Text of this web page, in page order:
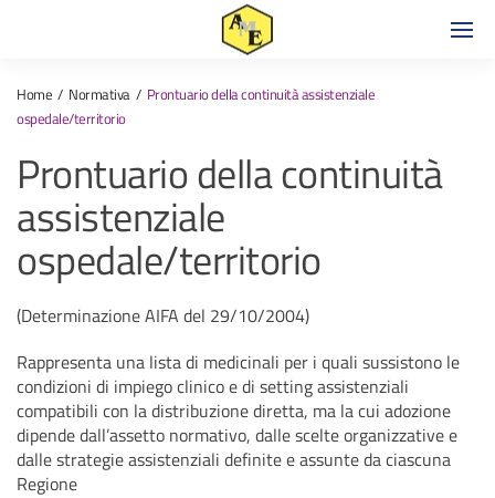
Home Normativa
Prontuario della continuità assistenziale
ospedale/territorio
Prontuario della continuità
assistenziale
ospedale/territorio
(Determinazione AIFA del 29/10/2004)
Rappresenta una lista di medicinali per i quali sussistono le
condizioni di impiego clinico e di setting assistenziali
compatibili con la distribuzione diretta, ma la cui adozione
dipende dall’assetto normativo, dalle scelte organizzative e
dalle strategie assistenziali definite e assunte da ciascuna
Regione